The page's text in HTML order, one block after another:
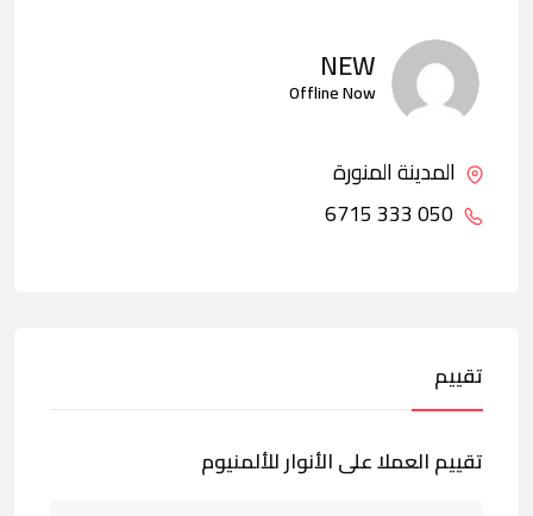
NEW
Offline Now
المدينة المنورة
تقييم
تقييم العملا على الأنوار للألمنيوم